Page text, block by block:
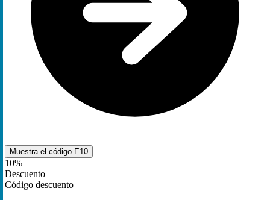
Muestra el código E10
10%
Descuento
Código descuento